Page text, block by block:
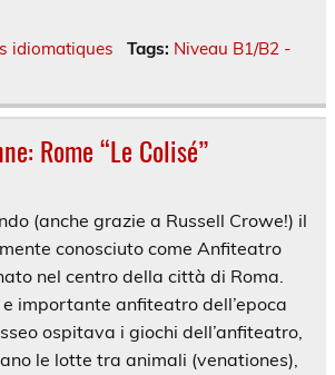
idiomatiques Tags: Niveau B1/B2 -
Rome “Le Colisé”
(anche grazie a Russell Crowe!) il
conosciuto come Anfiteatro
nel centro della città di Roma.
importante anfiteatro dell’epoca
ospitava i giochi dell’anfiteatro,
le lotte tra animali (venationes),